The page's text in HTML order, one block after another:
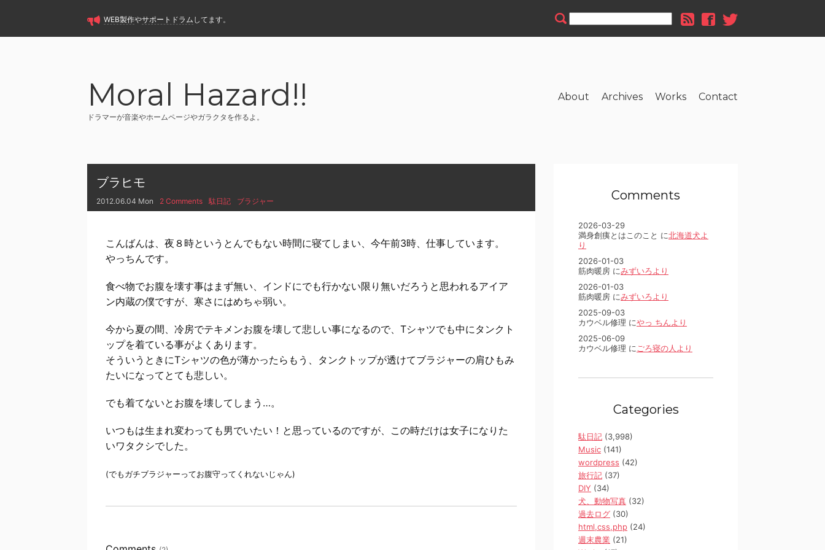
WEB製作やサポートドラム してます。
Moral Hazard!!
ドラマーが音楽やホームページやガラクタを作るよ。
About Archives Works Contact
ブラヒモ
2012.06.04 Mon 2 Comments 駄日記 ブラジャー
こんばんは、夜８時というとんでもない時間に寝てしまい、今午前3時、仕事しています。
やっちんです。
食べ物でお腹を壊す事はまず無い、インドにでも行かない限り無いだろうと思われるアイア
ン内蔵の僕ですが、寒さにはめちゃ弱い。
今から夏の間、冷房でテキメンお腹を壊して悲しい事になるので、Tシャツでも中にタンクト
ップを着ている事がよくあります。
そういうときにTシャツの色が薄かったらもう、タンクトップが透けてブラジャーの肩ひもみ
たいになってとても悲しい。
でも着てないとお腹を壊してしまう…。
いつもは生まれ変わっても男でいたい！と思っているのですが、この時だけは女子になりた
いワタクシでした。
(でもガチブラジャーってお腹守ってくれないじゃん)
Comments
2026-03-29
満身創痍とはこのこと に北海道犬よ
り
2026-01-03
筋肉暖房 にみずいろより
2026-01-03
筋肉暖房 にみずいろより
2025-09-03
カウベル修理 にやっ ちんより
2025-06-09
カウベル修理 に ごろ寝の人より
Categories
駄日記 (3,998)
Music (141)
wordpress (42)
旅行記 (37)
DIY (34)
犬、動物写真 (32)
過去ログ (30)
html,css,php (24)
週末農業 (21)